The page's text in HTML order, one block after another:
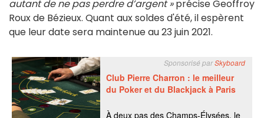
autant de ne pas perdre d’argent »précise Geoffroy
Roux de Bézieux. Quant aux soldes d'été, il espèrent
que leur date sera maintenue au 23 juin 2021.